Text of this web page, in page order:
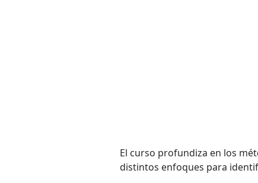
El curso profundiza en los
distintos enfoques para